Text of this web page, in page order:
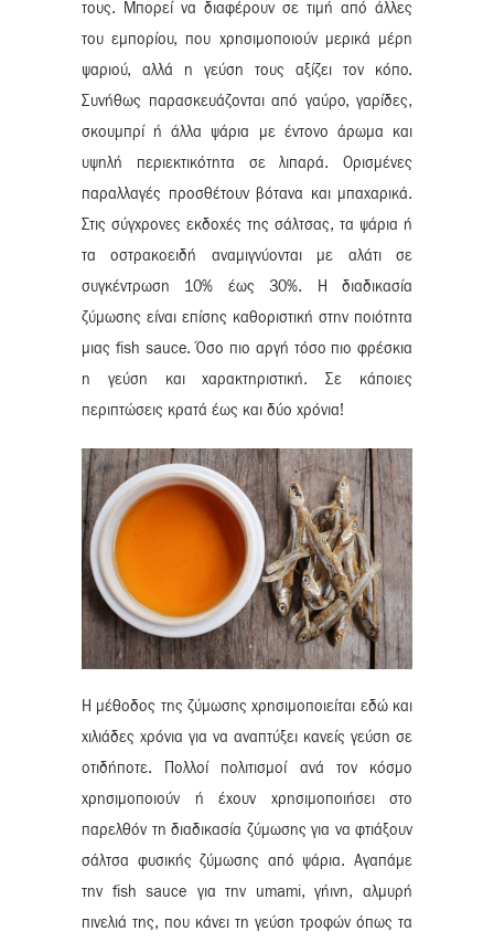
τους. Μπορεί να διαφέρουν σε τιμή από άλλες
του εμπορίου, που χρησιμοποιούν μερικά μέρη
ψαριού, αλλά η γεύση τους αξίζει τον κόπο.
Συνήθως παρασκευάζονται από γαύρο, γαρίδες,
σκουμπρί ή άλλα ψάρια με έντονο άρωμα και
υψηλή περιεκτικότητα σε λιπαρά. Ορισμένες
παραλλαγές προσθέτουν βότανα και μπαχαρικά.
Στις σύγχρονες εκδοχές της σάλτσας, τα ψάρια ή
τα οστρακοειδή αναμιγνύονται με αλάτι σε
συγκέντρωση 10% έως 30%. Η διαδικασία
ζύμωσης είναι επίσης καθοριστική στην ποιότητα
μιας fish sauce. Όσο πιο αργή τόσο πιο φρέσκια
η γεύση και χαρακτηριστική. Σε κάποιες
περιπτώσεις κρατά έως και δύο χρόνια!
Η μέθοδος της ζύμωσης χρησιμοποιείται εδώ και
χιλιάδες χρόνια για να αναπτύξει κανείς γεύση σε
οτιδήποτε. Πολλοί πολιτισμοί ανά τον κόσμο
χρησιμοποιούν ή έχουν χρησιμοποιήσει στο
παρελθόν τη διαδικασία ζύμωσης για να φτιάξουν
σάλτσα φυσικής ζύμωσης από ψάρια. Αγαπάμε
την fish sauce για την umami, γήινη, αλμυρή
πινελιά της, που κάνει τη γεύση τροφών όπως τα